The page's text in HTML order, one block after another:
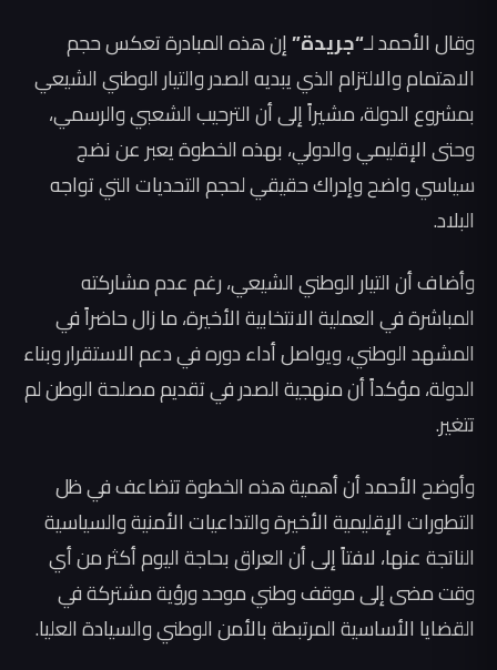
وقال الأحمد لـ“جريدة”إن هذه المبادرة تعكس حجم
الاهتمام والالتزام الذي يبديه الصدر والتيار الوطني الشيعي
بمشروع الدولة، مشيراً إلى أن الترحيب الشعبي والرسمي،
وحتى الإقليمي والدولي، بهذه الخطوة يعبر عن نضج
سياسي واضح وإدراك حقيقي لحجم التحديات التي تواجه
البلاد.
وأضاف أن التيار الوطني الشيعي، رغم عدم مشاركته
المباشرة في العملية الانتخابية الأخيرة، ما زال حاضراً في
المشهد الوطني، ويواصل أداء دوره في دعم الاستقرار وبناء
الدولة، مؤكداً أن منهجية الصدر في تقديم مصلحة الوطن لم
تتغير.
وأوضح الأحمد أن أهمية هذه الخطوة تتضاعف في ظل
التطورات الإقليمية الأخيرة والتداعيات الأمنية والسياسية
الناتجة عنها، لافتاً إلى أن العراق بحاجة اليوم أكثر من أي
وقت مضى إلى موقف وطني موحد ورؤية مشتركة في
القضايا الأساسية المرتبطة بالأمن الوطني والسيادة العليا.